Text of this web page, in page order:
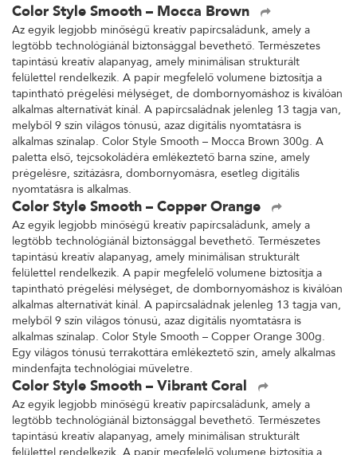
Color Style Smooth – Mocca Brown
Az egyik legjobb minőségű kreatív papírcsaládunk, amely a
legtöbb technológiánál biztonsággal bevethető. Természetes
tapintású kreatív alapanyag, amely minimálisan strukturált
felülettel rendelkezik. A papír megfelelő volumene biztosítja a
tapintható prégelési mélységet, de dombornyomáshoz is kiválóan
alkalmas alternatívát kínál. A papírcsaládnak jelenleg 13 tagja van,
melyből 9 szín világos tónusú, azaz digitális nyomtatásra is
alkalmas színalap. Color Style Smooth – Mocca Brown 300g. A
paletta első, tejcsokoládéra emlékeztető barna színe, amely
prégelésre, szitázásra, dombornyomásra, esetleg digitális
nyomtatásra is alkalmas.
Color Style Smooth – Copper Orange
Az egyik legjobb minőségű kreatív papírcsaládunk, amely a
legtöbb technológiánál biztonsággal bevethető. Természetes
tapintású kreatív alapanyag, amely minimálisan strukturált
felülettel rendelkezik. A papír megfelelő volumene biztosítja a
tapintható prégelési mélységet, de dombornyomáshoz is kiválóan
alkalmas alternatívát kínál. A papírcsaládnak jelenleg 13 tagja van,
melyből 9 szín világos tónusú, azaz digitális nyomtatásra is
alkalmas színalap. Color Style Smooth – Copper Orange 300g.
Egy világos tónusú terrakottára emlékeztető szín, amely alkalmas
mindenfajta technológiai műveletre.
Color Style Smooth – Vibrant Coral
Az egyik legjobb minőségű kreatív papírcsaládunk, amely a
legtöbb technológiánál biztonsággal bevethető. Természetes
tapintású kreatív alapanyag, amely minimálisan strukturált